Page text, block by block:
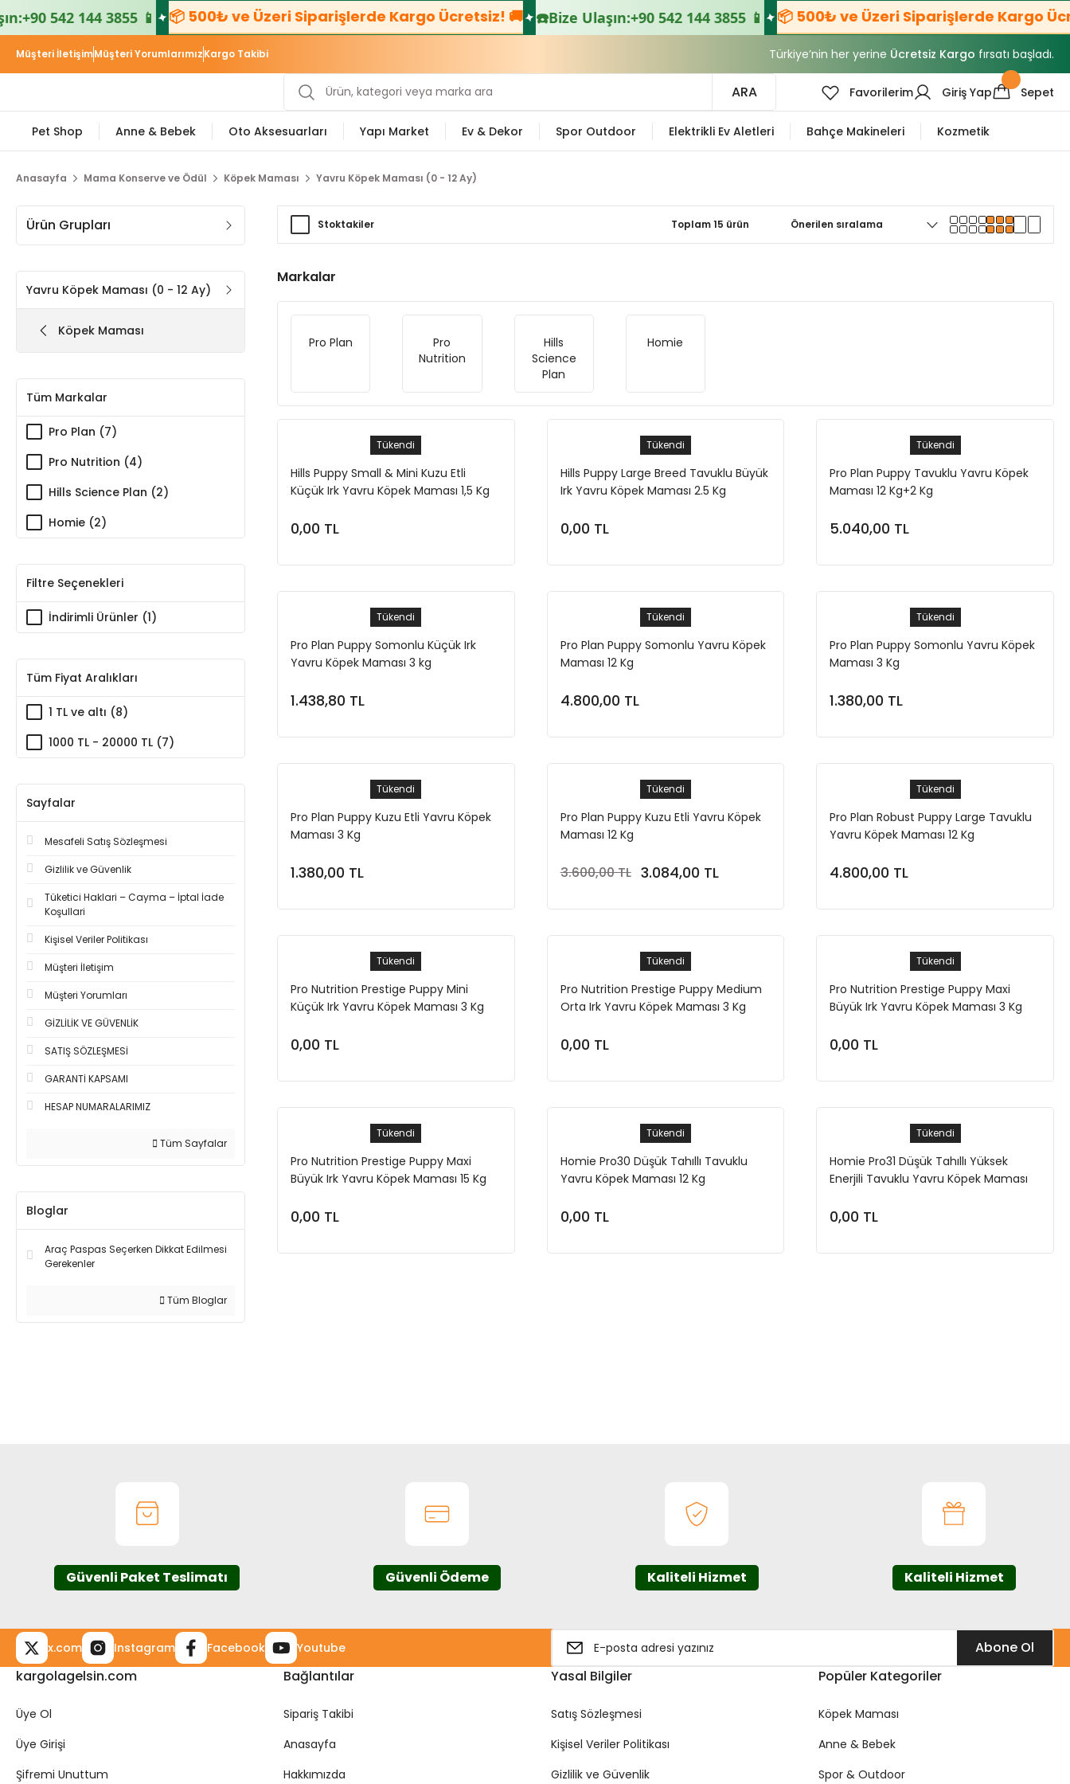
+90 542 144 3855 📱 📦 500₺ ve Üzeri Siparişlerde Kargo Ücretsiz! 🚚 ☎️Bize Ulaşın:+90 542 144 3855 📱 📦 500₺ ve Üzeri Siparişlerde Kargo
Müşteri İletişimMüşteri YorumlarımızKargo Takibi Türkiye’nin her yerine Ücretsiz Kargo fırsatı başladı.
ARA Favorilerim Giriş Yap Sepet
Pet Shop Anne & Bebek Oto Aksesuarları Yapı Market Ev & Dekor Spor Outdoor Elektrikli Ev Aletleri Bahçe Makineleri Kozmetik
Anasayfa Mama Konserve ve Ödül Köpek Maması Yavru Köpek Maması (0 - 12 Ay)
Ürün Grupları
Yavru Köpek Maması (0 - 12 Ay)
Köpek Maması
Tüm Markalar
Pro Plan (7)
Pro Nutrition (4)
Hills Science Plan (2)
Homie (2)
Filtre Seçenekleri
İndirimli Ürünler (1)
Tüm Fiyat Aralıkları
1 TL ve altı (8)
1000 TL - 20000 TL (7)
Sayfalar
Mesafeli Satış Sözleşmesi
Gizlilik ve Güvenlik
Tüketici Haklari – Cayma – İptal İade
Koşullari
Kişisel Veriler Politikası
Müşteri İletişim
Müşteri Yorumları
GİZLİLİK VE GÜVENLİK
SATIŞ SÖZLEŞMESİ
GARANTİ KAPSAMI
HESAP NUMARALARIMIZ
Tüm Sayfalar
Bloglar
Araç Paspas Seçerken Dikkat Edilmesi
Gerekenler
Tüm Bloglar
Stoktakiler Toplam 15 ürün
Markalar
Pro Plan
Pro
Nutrition
Hills
Science
Plan
Homie
Tükendi
Hills Puppy Small & Mini Kuzu Etli
Küçük Irk Yavru Köpek Maması 1,5 Kg
0,00 TL
Tükendi
Hills Puppy Large Breed Tavuklu Büyük
Irk Yavru Köpek Maması 2.5 Kg
0,00 TL
Tükendi
Pro Plan Puppy Tavuklu Yavru Köpek
Maması 12 Kg+2 Kg
5.040,00 TL
Stokta Yok
Tükendi
Pro Plan Puppy Somonlu Küçük Irk
Yavru Köpek Maması 3 kg
1.438,80 TL
Stokta Yok
Tükendi
Pro Plan Puppy Somonlu Yavru Köpek
Maması 12 Kg
4.800,00 TL
Stokta Yok
Tükendi
Pro Plan Puppy Somonlu Yavru Köpek
Maması 3 Kg
1.380,00 TL
Stokta Yok
Tükendi
Pro Plan Puppy Kuzu Etli Yavru Köpek
Maması 3 Kg
1.380,00 TL
Stokta Yok
Tükendi
Pro Plan Puppy Kuzu Etli Yavru Köpek
Maması 12 Kg
3.600,00 TL 3.084,00 TL
Stokta Yok
Tükendi
Pro Plan Robust Puppy Large Tavuklu
Yavru Köpek Maması 12 Kg
4.800,00 TL
Stokta Yok
Tükendi
Pro Nutrition Prestige Puppy Mini
Küçük Irk Yavru Köpek Maması 3 Kg
0,00 TL
Tükendi
Pro Nutrition Prestige Puppy Medium
Orta Irk Yavru Köpek Maması 3 Kg
0,00 TL
Tükendi
Pro Nutrition Prestige Puppy Maxi
Büyük Irk Yavru Köpek Maması 3 Kg
0,00 TL
Tükendi
Pro Nutrition Prestige Puppy Maxi
Büyük Irk Yavru Köpek Maması 15 Kg
0,00 TL
Tükendi
Homie Pro30 Düşük Tahıllı Tavuklu
Yavru Köpek Maması 12 Kg
0,00 TL
Tükendi
Homie Pro31 Düşük Tahıllı Yüksek
Enerjili Tavuklu Yavru Köpek Maması
0,00 TL
Güvenli Paket Teslimatı Güvenli Ödeme Kaliteli Hizmet Kaliteli Hizmet
x.com Instagram Facebook Youtube
Abone Ol
kargolagelsin.com
Üye Ol
Üye Girişi
Şifremi Unuttum
Bağlantılar
Sipariş Takibi
Anasayfa
Hakkımızda
Yasal Bilgiler
Satış Sözleşmesi
Kişisel Veriler Politikası
Gizlilik ve Güvenlik
Popüler Kategoriler
Köpek Maması
Anne & Bebek
Spor & Outdoor